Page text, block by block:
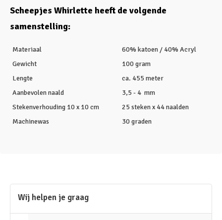
Scheepjes Whirlette heeft de volgende
samenstelling:
Materiaal
60% katoen / 40% Acryl
Gewicht
100 gram
Lengte
ca. 455 meter
Aanbevolen naald
3,5 - 4 mm
Stekenverhouding 10 x 10 cm
25 steken x 44 naalden
Machinewas
30 graden
Wij helpen je graag